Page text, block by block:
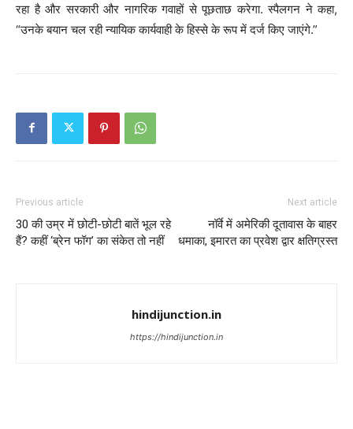
रहा है और सरकारी और नागरिक गवाहों से पूछताछ करेगा. स्पैलगन ने कहा,
“उनके बयान चल रही न्यायिक कार्यवाही के हिस्से के रूप में दर्ज किए जाएंगे.”
Previous article
30 की उम्र में छोटी-छोटी बातें भूल रहे
हैं? कहीं ‘ब्रेन फॉग’ का संकेत तो नहीं
Next article
नॉर्वे में अमेरिकी दूतावास के बाहर
धमाका, इमारत का प्रवेश द्वार क्षतिग्रस्त
hindijunction.in
https://hindijunction.in